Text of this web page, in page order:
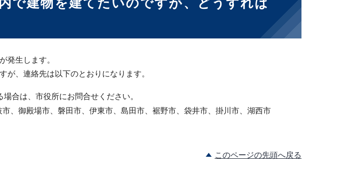
で建物を建てたいのですが、どうすれば
発生します。
が、連絡先は以下のとおりになります。
合は、市役所にお問合せください。
、御殿場市、磐田市、伊東市、島田市、裾野市、袋井市、掛川市、湖西市
このページの先頭へ戻る